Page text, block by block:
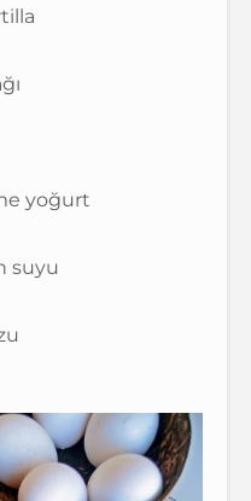
yoğurt
suyu